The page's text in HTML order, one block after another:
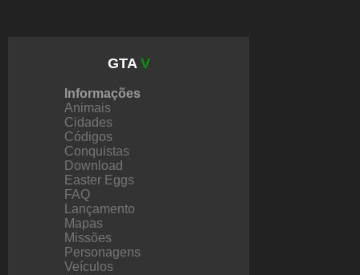
GTA V
Informações
Animais
Cidades
Códigos
Conquistas
Download
Easter Eggs
FAQ
Lançamento
Mapas
Missões
Personagens
Veículos